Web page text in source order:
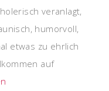
veranlagt,
humorvoll,
etwas zu ehrlich
auf